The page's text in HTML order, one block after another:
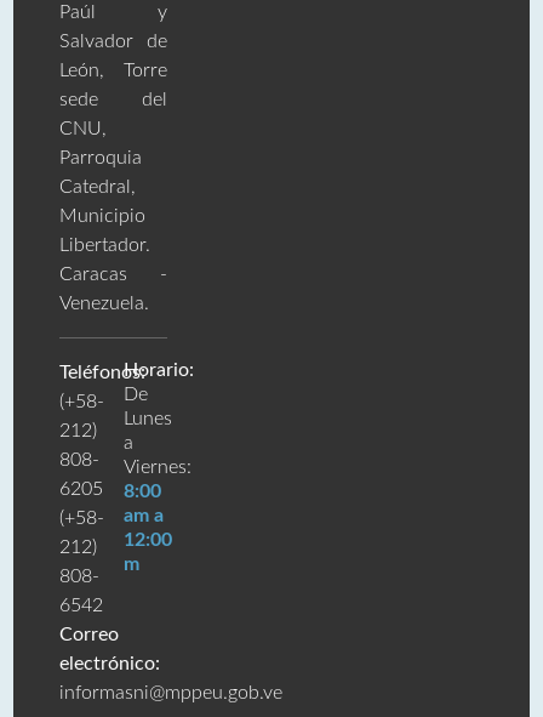
Paúl y
Salvador de
León, Torre
sede del
CNU,
Parroquia
Catedral,
Municipio
Libertador.
Caracas -
Venezuela.
Teléfonos:
(+58-
212)
808-
6205
(+58-
212)
808-
6542
Correo
electrónico:
informasni@mppeu.gob.ve
Horario:
De
Lunes
a
Viernes:
8:00
am a
12:00
m